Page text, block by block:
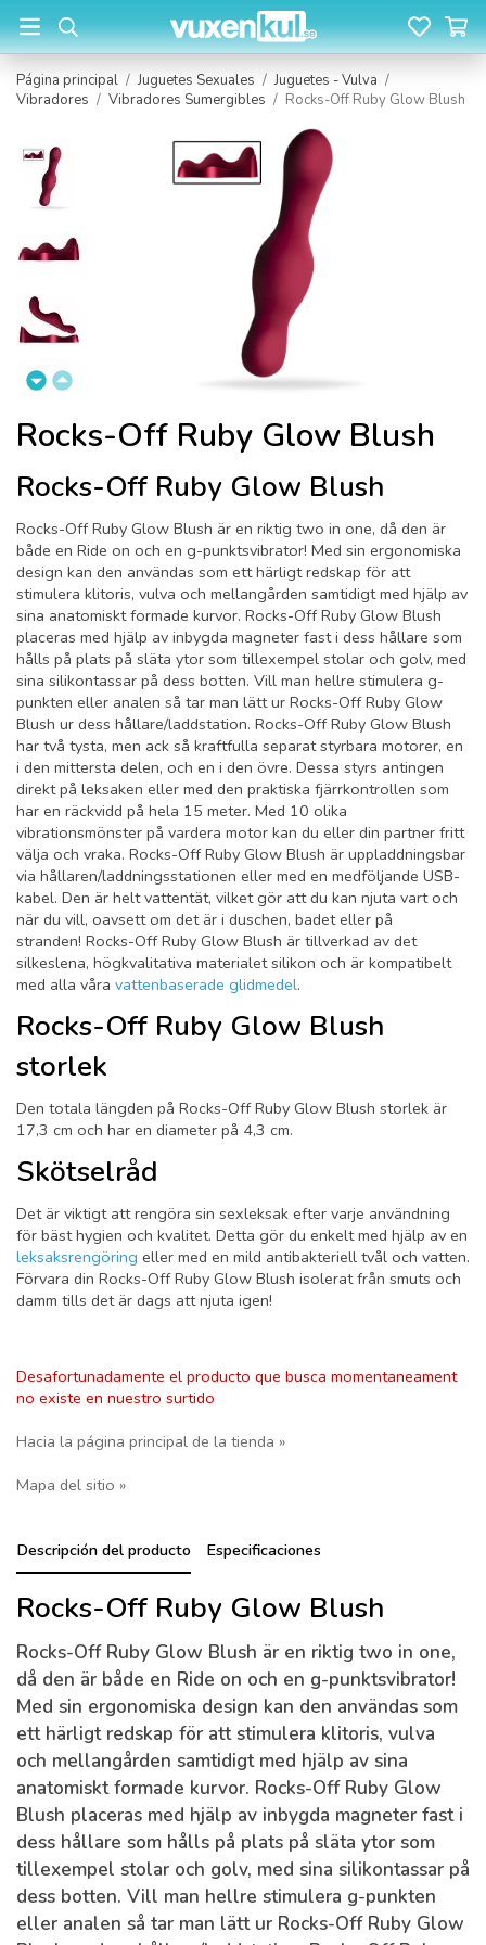
Página principal / Juguetes Sexuales / Juguetes - Vulva /
Vibradores / Vibradores Sumergibles / Rocks-Off Ruby Glow Blush
Rocks-Off Ruby Glow Blush
Rocks-Off Ruby Glow Blush
Rocks-Off Ruby Glow Blush är en riktig two in one, då den är
både en Ride on och en g-punktsvibrator! Med sin ergonomiska
design kan den användas som ett härligt redskap för att
stimulera klitoris, vulva och mellangården samtidigt med hjälp av
sina anatomiskt formade kurvor. Rocks-Off Ruby Glow Blush
placeras med hjälp av inbygda magneter fast i dess hållare som
hålls på plats på släta ytor som tillexempel stolar och golv, med
sina silikontassar på dess botten. Vill man hellre stimulera g-
punkten eller analen så tar man lätt ur Rocks-Off Ruby Glow
Blush ur dess hållare/laddstation. Rocks-Off Ruby Glow Blush
har två tysta, men ack så kraftfulla separat styrbara motorer, en
i den mittersta delen, och en i den övre. Dessa styrs antingen
direkt på leksaken eller med den praktiska fjärrkontrollen som
har en räckvidd på hela 15 meter. Med 10 olika
vibrationsmönster på vardera motor kan du eller din partner fritt
välja och vraka. Rocks-Off Ruby Glow Blush är uppladdningsbar
via hållaren/laddningsstationen eller med en medföljande USB-
kabel. Den är helt vattentät, vilket gör att du kan njuta vart och
när du vill, oavsett om det är i duschen, badet eller på
stranden! Rocks-Off Ruby Glow Blush är tillverkad av det
silkeslena, högkvalitativa materialet silikon och är kompatibelt
med alla våra vattenbaserade glidmedel.
Rocks-Off Ruby Glow Blush
storlek
Den totala längden på Rocks-Off Ruby Glow Blush storlek är
17,3 cm och har en diameter på 4,3 cm.
Skötselråd
Det är viktigt att rengöra sin sexleksak efter varje användning
för bäst hygien och kvalitet. Detta gör du enkelt med hjälp av en
leksaksrengöring eller med en mild antibakteriell tvål och vatten.
Förvara din Rocks-Off Ruby Glow Blush isolerat från smuts och
damm tills det är dags att njuta igen!
Desafortunadamente el producto que busca momentaneament
no existe en nuestro surtido
Hacia la página principal de la tienda »
Mapa del sitio »
Descripción del producto Especificaciones
Rocks-Off Ruby Glow Blush
Rocks-Off Ruby Glow Blush är en riktig two in one,
då den är både en Ride on och en g-punktsvibrator!
Med sin ergonomiska design kan den användas som
ett härligt redskap för att stimulera klitoris, vulva
och mellangården samtidigt med hjälp av sina
anatomiskt formade kurvor. Rocks-Off Ruby Glow
Blush placeras med hjälp av inbygda magneter fast i
dess hållare som hålls på plats på släta ytor som
tillexempel stolar och golv, med sina silikontassar på
dess botten. Vill man hellre stimulera g-punkten
eller analen så tar man lätt ur Rocks-Off Ruby Glow